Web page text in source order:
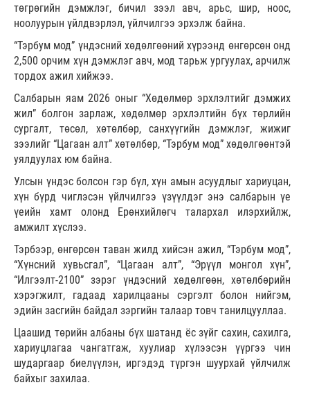
төгрөгийн дэмжлэг, бичил зээл авч, арьс, шир, ноос,
ноолуурын үйлдвэрлэл, үйлчилгээ эрхэлж байна.
“Тэрбум мод” үндэсний хөдөлгөөний хүрээнд өнгөрсөн онд
2,500 орчим хүн дэмжлэг авч, мод тарьж ургуулах, арчилж
тордох ажил хийжээ.
Салбарын яам 2026 оныг “Хөдөлмөр эрхлэлтийг дэмжих
жил” болгон зарлаж, хөдөлмөр эрхлэлтийн бүх төрлийн
сургалт, төсөл, хөтөлбөр, санхүүгийн дэмжлэг, жижиг
зээлийг “Цагаан алт” хөтөлбөр, “Тэрбум мод” хөдөлгөөнтэй
уялдуулах юм байна.
Улсын үндэс болсон гэр бүл, хүн амын асуудлыг хариуцан,
хүн бүрд чиглэсэн үйлчилгээ үзүүлдэг энэ салбарын үе
үеийн хамт олонд Ерөнхийлөгч талархал илэрхийлж,
амжилт хүслээ.
Тэрбээр, өнгөрсөн таван жилд хийсэн ажил, “Тэрбум мод”,
“Хүнсний хувьсгал”, “Цагаан алт”, “Эрүүл монгол хүн”,
“Илгээлт-2100” зэрэг үндэсний хөдөлгөөн, хөтөлбөрийн
хэрэгжилт, гадаад харилцааны сэргэлт болон нийгэм,
эдийн засгийн байдал зэргийн талаар товч танилцууллаа.
Цаашид төрийн албаны бүх шатанд ёс зүйг сахин, сахилга,
хариуцлагаа чангатгаж, хуулиар хүлээсэн үүргээ чин
шударгаар биелүүлэн, иргэдэд түргэн шуурхай үйлчилж
байхыг захилаа.